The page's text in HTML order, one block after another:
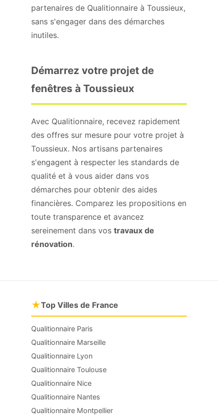
partenaires de Qualitionnaire à Toussieux,
sans s'engager dans des démarches
inutiles.
Démarrez votre projet de
fenêtres à Toussieux
Avec Qualitionnaire, recevez rapidement
des offres sur mesure pour votre projet à
Toussieux. Nos artisans partenaires
s'engagent à respecter les standards de
qualité et à vous aider dans vos
démarches pour obtenir des aides
financières. Comparez les propositions en
toute transparence et avancez
sereinement dans vos travaux de
rénovation.
★Top Villes de France
Qualitionnaire Paris
Qualitionnaire Marseille
Qualitionnaire Lyon
Qualitionnaire Toulouse
Qualitionnaire Nice
Qualitionnaire Nantes
Qualitionnaire Montpellier